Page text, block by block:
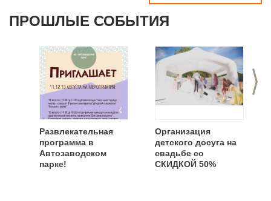
ПРОШЛЫЕ СОБЫТИЯ
>
Развлекательная
программа в
Автозаводском
парке!
Организация
детского досуга на
свадьбе со
СКИДКОЙ 50%